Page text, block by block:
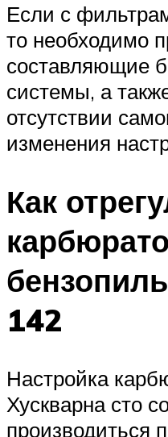
Если с
то необходимо
составляющие
системы, а
отсутствии
изменения
Как
142
Настройка
Хускварна сто
производиться